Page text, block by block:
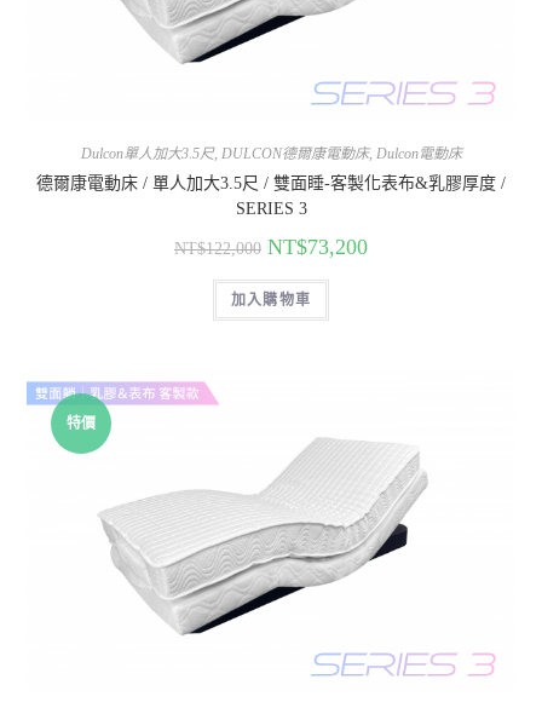
Dulcon單人加大3.5尺, DULCON德爾康電動床, Dulcon電動床
德爾康電動床 / 單人加大3.5尺 / 雙面睡-客製化表布&乳膠厚度 /
SERIES 3
NT$122,000 NT$73,200
加入購物車
特價